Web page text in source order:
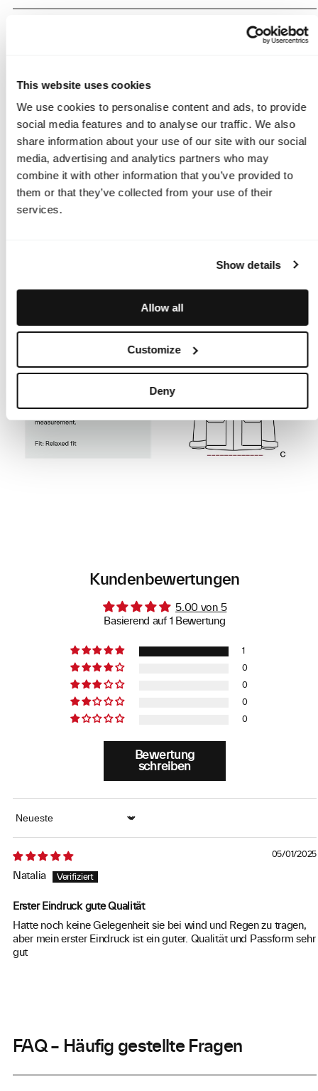
This website uses cookies
We use cookies to personalise content and ads, to provide
social media features and to analyse our traffic. We also
share information about your use of our site with our social
media, advertising and analytics partners who may
combine it with other information that you’ve provided to
them or that they’ve collected from your use of their
services.
Show details
Allow all
Customize
Deny
Rücksendung
Kundenbewertungen
5.00 von 5
Basierend auf 1 Bewertung
1
0
0
0
0
Bewertung
schreiben
Sort by
05/01/2025
Natalia
Erster Eindruck gute Qualität
Hatte noch keine Gelegenheit sie bei wind und Regen zu tragen,
aber mein erster Eindruck ist ein guter. Qualität und Passform sehr
gut
FAQ – Häufig gestellte Fragen